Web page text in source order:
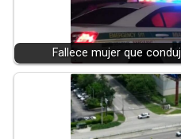
Fallece mujer que